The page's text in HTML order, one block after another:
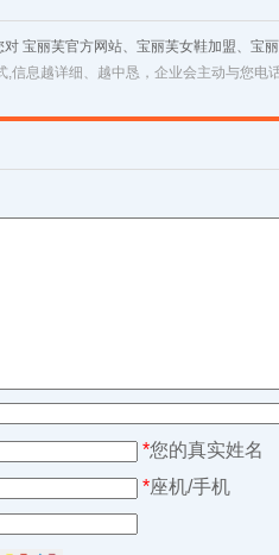
单鞋 单鞋
对 宝丽芙官方网站、宝丽芙女鞋加盟、宝
信息越详细、越中恳，企业会主动与您电
*您的真实姓名
*座机/手机